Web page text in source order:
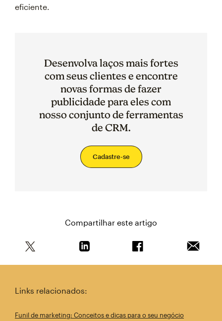
eficiente.
Desenvolva laços mais fortes
com seus clientes e encontre
novas formas de fazer
publicidade para eles com
nosso conjunto de ferramentas
de CRM.
Cadastre-se
Compartilhar este artigo
Links relacionados:
Funil de marketing: Conceitos e dicas para o seu negócio